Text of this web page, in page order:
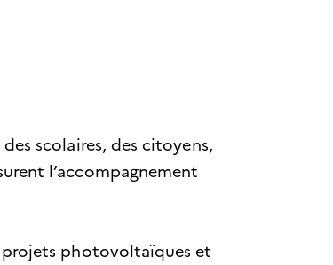
des scolaires, des citoyens,
l’accompagnement
photovoltaïques et